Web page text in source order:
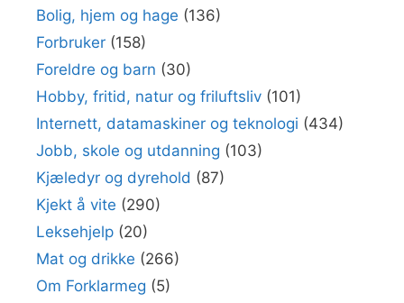
Bolig, hjem og hage (136)
Forbruker (158)
Foreldre og barn (30)
Hobby, fritid, natur og friluftsliv (101)
Internett, datamaskiner og teknologi (434)
Jobb, skole og utdanning (103)
Kjæledyr og dyrehold (87)
Kjekt å vite (290)
Leksehjelp (20)
Mat og drikke (266)
Om Forklarmeg (5)